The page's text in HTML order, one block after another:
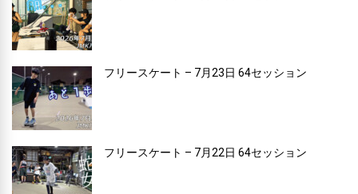
フリースケート – 7月23日 64セッション
フリースケート – 7月22日 64セッション